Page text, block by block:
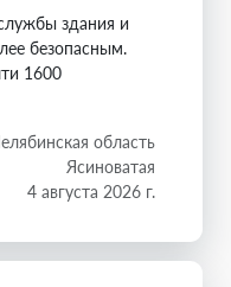
здания и
безопасным.
1600
область
Ясиноватая
4 августа 2026 г.